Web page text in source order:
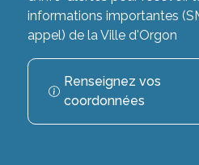
informations importantes
appel) de la Ville d'Orgon
Renseignez vos
coordonnées